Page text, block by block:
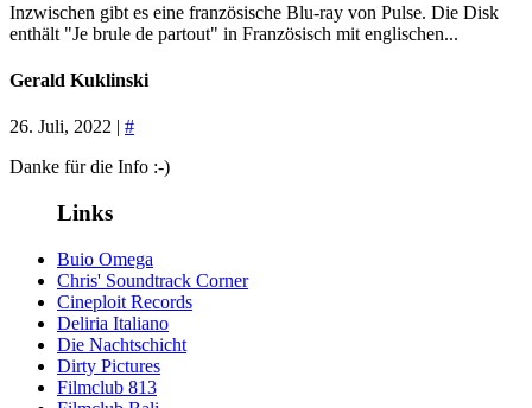
Inzwischen gibt es eine französische Blu-ray von Pulse. Die Disk
enthält "Je brule de partout" in Französisch mit englischen...
Gerald Kuklinski
26. Juli, 2022 | #
Danke für die Info :-)
Links
Buio Omega
Chris' Soundtrack Corner
Cineploit Records
Deliria Italiano
Die Nachtschicht
Dirty Pictures
Filmclub 813